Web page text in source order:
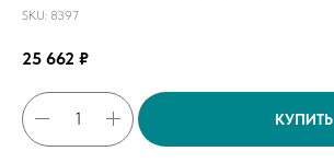
SKU: 8397
25 662 ₽
КУПИТЬ